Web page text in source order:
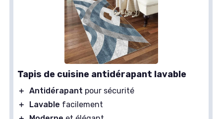
Tapis de cuisine antidérapant lavable
＋ Antidérapant pour sécurité
＋
Lavable facilement